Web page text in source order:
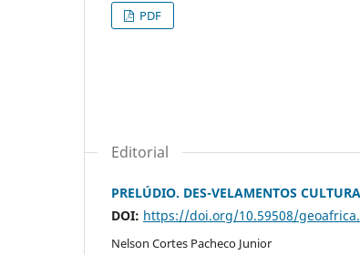
PDF
Editorial
PRELÚDIO. DES-VELAMENTOS
DOI: https://doi.org/10.59508/
Nelson Cortes Pacheco Junior